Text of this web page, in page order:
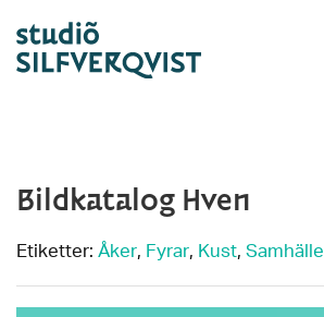
Bildkatalog Hven
Etiketter: Åker, Fyrar, Kust, Samhälle